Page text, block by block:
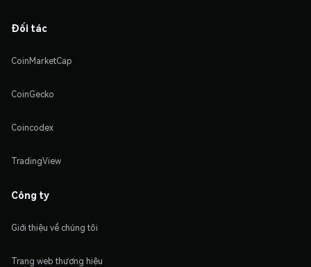
Đối tác
CoinMarketCap
CoinGecko
Coincodex
TradingView
Công ty
Giới thiệu về chúng tôi
Trang web thương hiệu